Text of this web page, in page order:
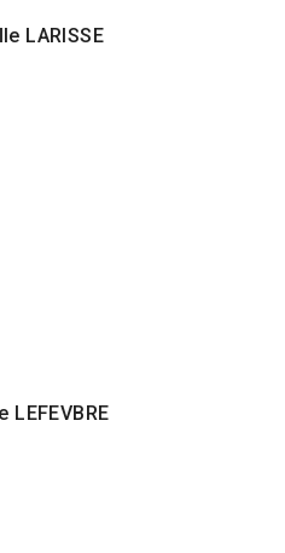
LARISSE
LEFEVBRE